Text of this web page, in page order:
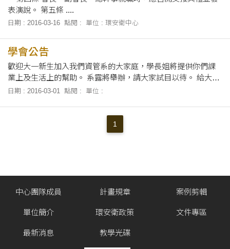
表演說。 第五條 ....
日期 : 2016-03-16 點閱 : 單位 : 環安衛中心
學會公告
歡迎大一新生加入我們資管系的大家庭，學長姐將提供你們課
業上及生活上的幫助。 系露將舉辦，請大家試目以待。 給大一
日期 : 2016-03-01 點閱 : 單位 :
1
中心團隊成員
單位簡介
最新消息
計畫規章
環安衛政策
教學光碟
案例剪輯
文件專區